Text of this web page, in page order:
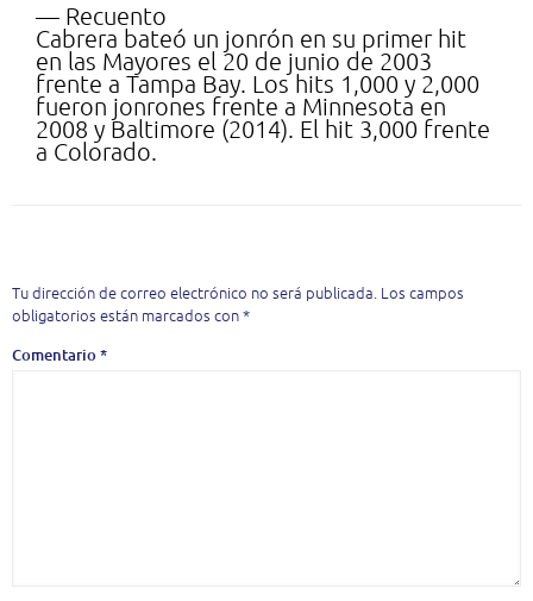
— Recuento
Cabrera bateó un jonrón en su primer hit
en las Mayores el 20 de junio de 2003
frente a Tampa Bay. Los hits 1,000 y 2,000
fueron jonrones frente a Minnesota en
2008 y Baltimore (2014). El hit 3,000 frente
a Colorado.
Tu dirección de correo electrónico no será publicada. Los campos
obligatorios están marcados con*
Comentario*